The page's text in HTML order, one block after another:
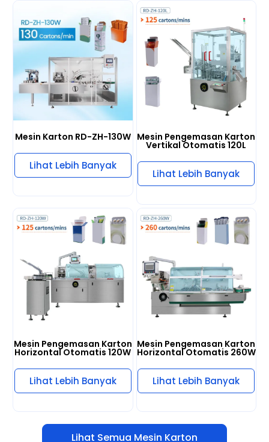
Mesin Karton RD-ZH-130W
Lihat Lebih Banyak
Mesin Pengemasan Karton
Vertikal Otomatis 120L
Lihat Lebih Banyak
Mesin Pengemasan Karton
Horizontal Otomatis 120W
Lihat Lebih Banyak
Mesin Pengemasan Karton
Horizontal Otomatis 260W
Lihat Lebih Banyak